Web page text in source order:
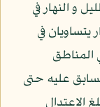
و النهار في
يتساويان في
المناطق
عليه حتى
الاعتدال